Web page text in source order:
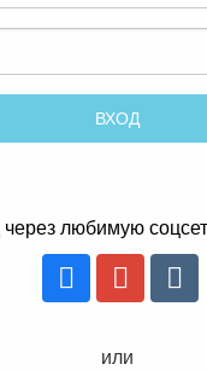
любимую
или